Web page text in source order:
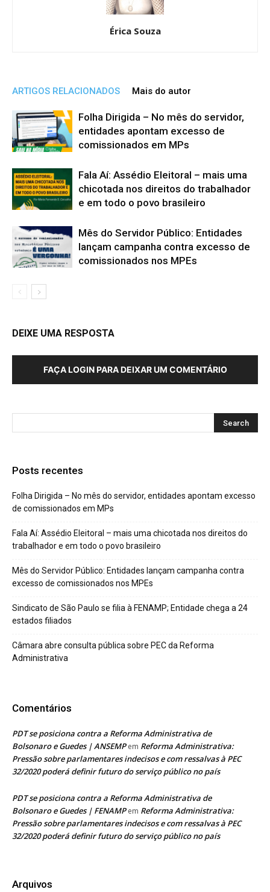
Érica Souza
ARTIGOS RELACIONADOS Mais do autor
Folha Dirigida – No mês do servidor,
entidades apontam excesso de
comissionados em MPs
Fala Aí: Assédio Eleitoral – mais uma
chicotada nos direitos do trabalhador
e em todo o povo brasileiro
Mês do Servidor Público: Entidades
lançam campanha contra excesso de
comissionados nos MPEs
DEIXE UMA RESPOSTA
FAÇA LOGIN PARA DEIXAR UM COMENTÁRIO
Posts recentes
Folha Dirigida – No mês do servidor, entidades apontam excesso
de comissionados em MPs
Fala Aí: Assédio Eleitoral – mais uma chicotada nos direitos do
trabalhador e em todo o povo brasileiro
Mês do Servidor Público: Entidades lançam campanha contra
excesso de comissionados nos MPEs
Sindicato de São Paulo se filia à FENAMP; Entidade chega a 24
estados filiados
Câmara abre consulta pública sobre PEC da Reforma
Administrativa
Comentários
PDT se posiciona contra a Reforma Administrativa de
Bolsonaro e Guedes | ANSEMPem Reforma Administrativa:
Pressão sobre parlamentares indecisos e com ressalvas à PEC
32/2020 poderá definir futuro do serviço público no país
PDT se posiciona contra a Reforma Administrativa de
Bolsonaro e Guedes | FENAMPem Reforma Administrativa:
Pressão sobre parlamentares indecisos e com ressalvas à PEC
32/2020 poderá definir futuro do serviço público no país
Arquivos